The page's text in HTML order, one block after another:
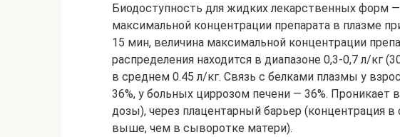
Биодоступность для жидких лекарственных форм
максимальной концентрации препарата в плазме
15 мин, величина максимальной концентрации
распределения находится в диапазоне 0,3-0,7 л/кг
в среднем 0.45 л/кг. Связь с белками плазмы у
36%, у больных циррозом печени — 36%. Проникает
дозы), через плацентарный барьер (концентрация
выше, чем в сыворотке матери).